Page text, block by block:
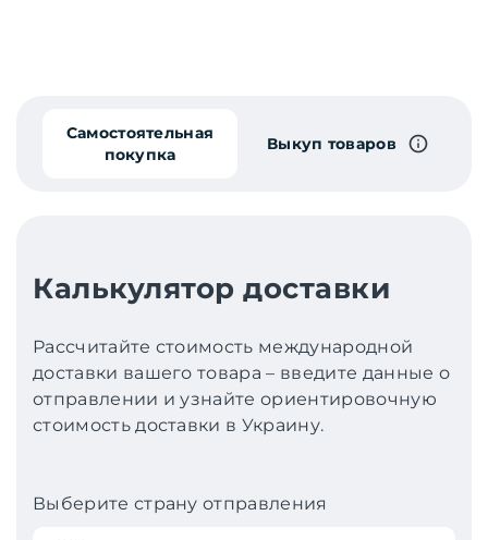
Самостоятельная
покупка
Выкуп товаров
Калькулятор доставки
Рассчитайте стоимость международной
доставки вашего товара – введите данные о
отправлении и узнайте ориентировочную
стоимость доставки в Украину.
Выберите страну отправления